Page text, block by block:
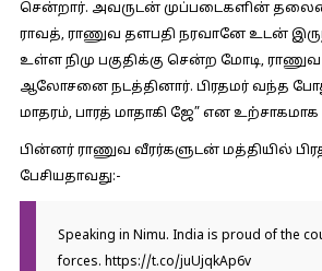
சென்றார். அவருடன் முப்படைகளின்
ராவத், ராணுவ தளபதி நரவானே உடன்
உள்ள நிமு பகுதிக்கு சென்ற மோடி,
ஆலோசனை நடத்தினார். பிரதமர் வந்த
மாதரம், பாரத் மாதாகி ஜே” என
பின்னர் ராணுவ வீரர்களுடன் மத்தியில்
பேசியதாவது:-
Speaking in Nimu. India is proud of the
forces. https://t.co/juUjqkAp6v